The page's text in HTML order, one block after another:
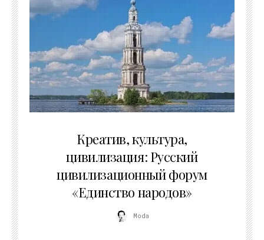
Креатив, культура,
цивилизация: Русский
цивилизационный форум
«Единство народов»
Moda